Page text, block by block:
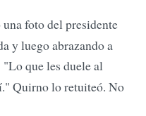
foto del presidente
y luego abrazando a
que les duele al
Quirno lo retuiteó. No